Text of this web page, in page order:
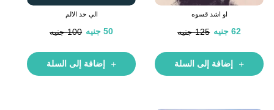
او اشد قسوه
125 جنيه 62 جنيه
إضافة إلى السلة
الي حد الالم
100 جنيه 50 جنيه
إضافة إلى السلة